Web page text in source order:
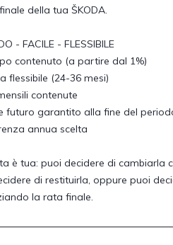
della tua ŠKODA.
- FACILE - FLESSIBILE
contenuto (a partire dal 1%)
flessibile (24-36 mesi)
contenute
futuro garantito alla fine del
annua scelta
è tua: puoi decidere di cambiarla
di restituirla, oppure puoi
la rata finale.